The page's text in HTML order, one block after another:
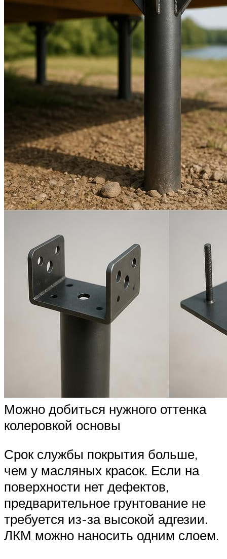
Можно добиться нужного оттенка
колеровкой основы
Срок службы покрытия больше,
чем у масляных красок. Если на
поверхности нет дефектов,
предварительное грунтование не
требуется из-за высокой адгезии.
ЛКМ можно наносить одним слоем.